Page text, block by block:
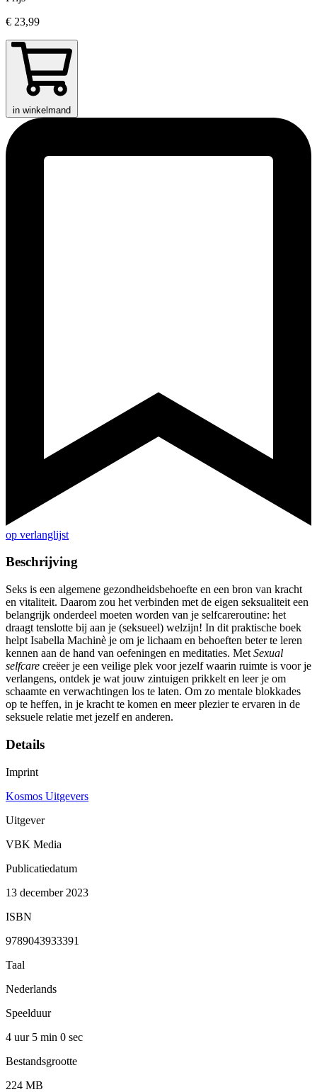
€ 23,99
in winkelmand
op verlanglijst
Beschrijving
Seks is een algemene gezondheidsbehoefte en een bron van kracht
en vitaliteit. Daarom zou het verbinden met de eigen seksualiteit een
belangrijk onderdeel moeten worden van je selfcareroutine: het
draagt tenslotte bij aan je (seksueel) welzijn! In dit praktische boek
helpt Isabella Machinè je om je lichaam en behoeften beter te leren
kennen aan de hand van oefeningen en meditaties. Met Sexual
selfcare creëer je een veilige plek voor jezelf waarin ruimte is voor je
verlangens, ontdek je wat jouw zintuigen prikkelt en leer je om
schaamte en verwachtingen los te laten. Om zo mentale blokkades
op te heffen, in je kracht te komen en meer plezier te ervaren in de
seksuele relatie met jezelf en anderen.
Details
Imprint
Kosmos Uitgevers
Uitgever
VBK Media
Publicatiedatum
13 december 2023
ISBN
9789043933391
Taal
Nederlands
Speelduur
4 uur 5 min 0 sec
Bestandsgrootte
224 MB